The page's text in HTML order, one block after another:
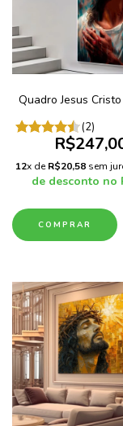
Quadro Jesus
(2)
12x deR$20,58 sem
de desconto no
COMPRAR